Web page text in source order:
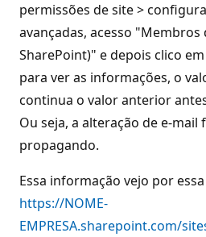
permissões de site >
avançadas, acesso
SharePoint)" e depois clico
para ver as informações, o
continua o valor anterior
Ou seja, a alteração de e-mail
propagando.
Essa informação vejo por
https://NOME-
EMPRESA.sharepoint.com/